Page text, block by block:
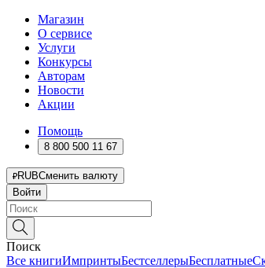
Магазин
О сервисе
Услуги
Конкурсы
Авторам
Новости
Акции
Помощь
8 800 500 11 67
RUBСменить валюту
Войти
Поиск
Все книгиИмпринтыБестселлерыБесплатные